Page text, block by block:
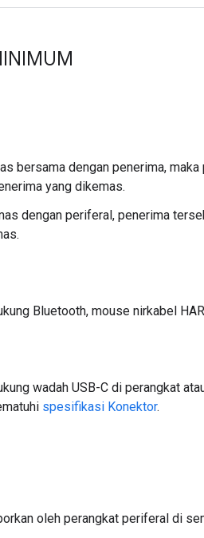
bersama dengan penerima,
yang dikemas.
dengan periferal, penerima
Bluetooth, mouse nirkabel
wadah USB-C di perangkat
spesifikasi Konektor.
oleh perangkat periferal di